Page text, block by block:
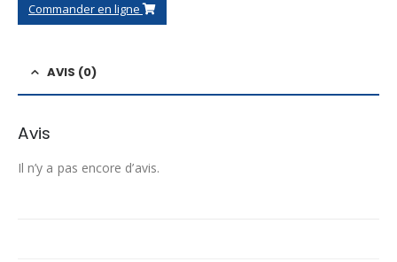
Commander en ligne
AVIS (0)
Avis
Il n’y a pas encore d’avis.